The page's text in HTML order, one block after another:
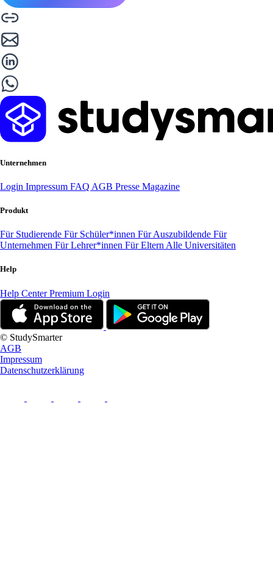
Unternehmen
Login Impressum FAQ AGB Presse Magazine
Produkt
Für Studierende Für Schüler*innen Für Auszubildende Für
Unternehmen Für Lehrer*innen Für Eltern Alle Universitäten
Help
Help CenterPremium Login
© StudySmarter
AGB
Impressum
Datenschutzerklärung